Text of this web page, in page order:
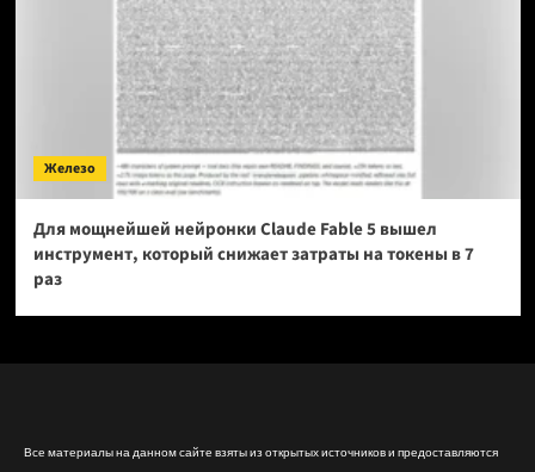
Железо
Для мощнейшей нейронки Claude Fable 5 вышел
инструмент, который снижает затраты на токены в 7
раз
Все материалы на данном сайте взяты из открытых источников и предоставляются